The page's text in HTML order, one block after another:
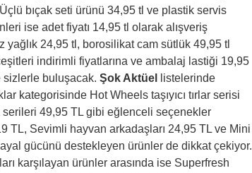
bıçak seti ürünü 34,95 tl ve plastik servis
ise adet fiyatı 14,95 tl olarak alışveriş
24,95 tl, borosilikat cam sütlük 49,95 tl
indirimli fiyatlarına ve ambalaj lastiği 19,95
sizlerle buluşacak. Şok Aktüel
listelerinde
kategorisinde Hot Wheels taşıyıcı tırlar serisi
49,95 TL gibi eğlenceli seçenekler
TL, Sevimli hayvan arkadaşları 24,95 TL ve Mini
gücünü destekleyen ürünler de dikkat çekiyor.
karşılayan ürünler arasında ise Superfresh